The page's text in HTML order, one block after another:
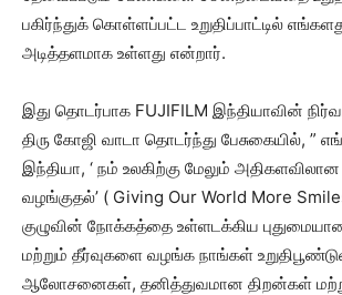
பகிர்ந்துக் கொள்ளப்பட்ட உறுதிப்பாட்டில்
அடித்தளமாக உள்ளது என்றார்.
இது தொடர்பாக FUJIFILM இந்தியாவின்
திரு கோஜி வாடா தொடர்ந்து பேசுகையில், ”
இந்தியா, ‘ நம் உலகிற்கு மேலும்
வழங்குதல்’ ( Giving Our World More
குழுவின் நோக்கத்தை உள்ளடக்கிய புதுமையான
மற்றும் தீர்வுகளை வழங்க நாங்கள்
ஆலோசனைகள், தனித்துவமான திறன்கள்